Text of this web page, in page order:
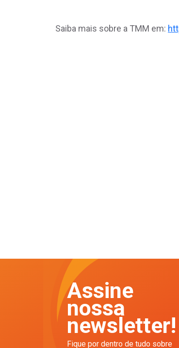
Saiba mais sobre a TMM em:
Assine
nossa
newsletter!
Fique por dentro de tudo sobre